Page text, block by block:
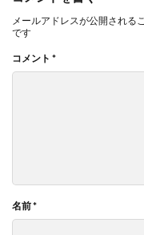
メールアドレスが公開される
です
コメント *
名前*